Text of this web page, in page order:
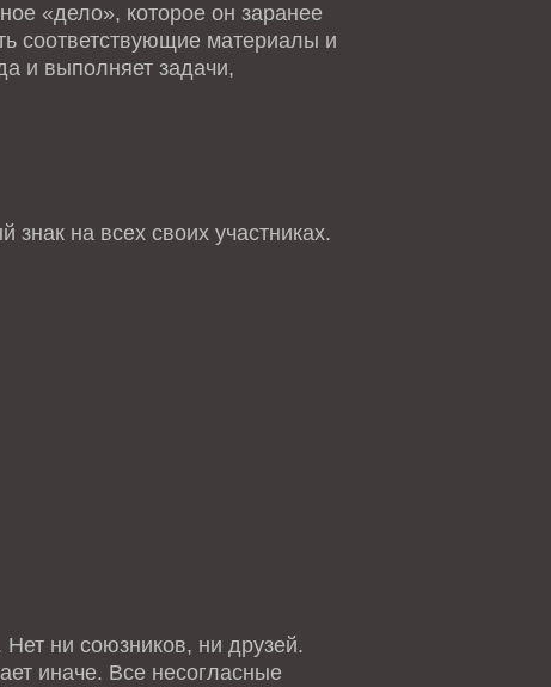
«дело», которое он заранее
соответствующие материалы и
и выполняет задачи,
на всех своих участниках.
ни союзников, ни друзей.
иначе. Все несогласные